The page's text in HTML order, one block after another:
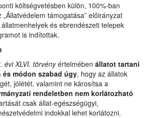
költségvetésben külön, 100%-ban
támogatása” előirányzat
és ebrendészeti telepek
is indítottak.
évi XLVI. törvényértelmében állatot tartani
módon szabad úgy, hogy az állatok
jólétét, valamint ne károsítsa a
rendeletben nem korlátozható
csak állat-egészségügyi,
indokkal lehet korlátozni.